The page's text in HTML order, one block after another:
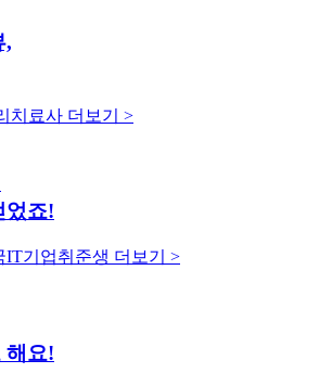
,
치료사 더보기 >
었죠!
IT기업취준생 더보기 >
해요!